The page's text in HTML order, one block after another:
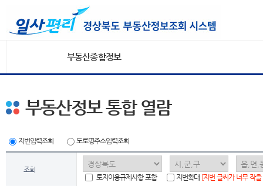
부동산종합정보
부동산정보 통합 열람
지번입력조회 도로명주소입력조회
조회
토지이용규제사항 포함
지번확대 [지번 글씨가 너무 작